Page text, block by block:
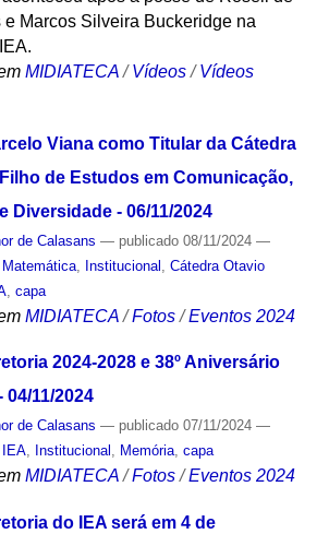
e Marcos Silveira Buckeridge na
MIDIATECA /Vídeos /Vídeos
Viana como Titular da Cátedra
de Estudos em Comunicação,
Diversidade - 06/11/2024
de Calasans — publicado08/11/2024 —
Matemática, Institucional Cátedra Otavio
, capa
MIDIATECA /Fotos /Eventos 2024
2024-2028 e 38º Aniversário
04/11/2024
de Calasans — publicado07/11/2024 —
IEA, Institucional , Memória, capa
MIDIATECA /Fotos /Eventos 2024
do IEA será em 4 de